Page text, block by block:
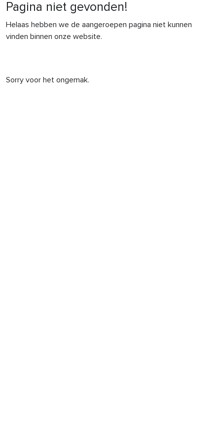
Pagina niet gevonden!
Helaas hebben we de aangeroepen pagina niet kunnen
vinden binnen onze website.
Sorry voor het ongemak.